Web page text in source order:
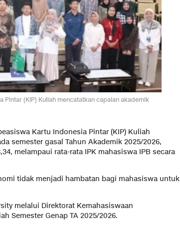
(KIP) Kuliah mencatatkan capaian akademik
Kartu Indonesia Pintar (KIP) Kuliah
semester gasal Tahun Akademik 2025/2026,
melampaui rata-rata IPK mahasiswa IPB secara
tidak menjadi hambatan bagi mahasiswa untuk
melalui Direktorat Kemahasiswaan
Semester Genap TA 2025/2026.